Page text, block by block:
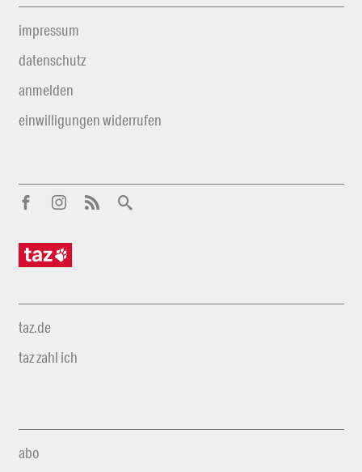
impressum
datenschutz
anmelden
einwilligungen widerrufen
taz.de
taz zahl ich
abo